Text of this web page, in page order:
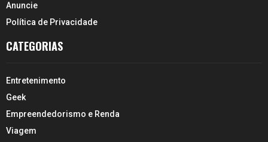
Anuncie
Política de Privacidade
CATEGORIAS
Entretenimento
Geek
Empreendedorismo e Renda
Viagem